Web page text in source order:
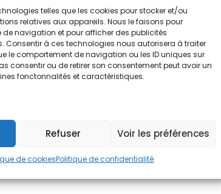
telles que les cookies pour stocker et/ou
relatives aux appareils. Nous le faisons pour
de navigation et pour afficher des publicités
Consentir à ces technologies nous autorisera à traiter
le comportement de navigation ou les ID uniques sur
consentir ou de retirer son consentement peut avoir un
fonctonnalités et caractéristiques.
Refuser Voir les préférences
de cookiesPolitique de confidentialité
!
isolation d’une maison ou à des fenêtres mal
bien avant d’arriver chez toi. En effet, le réseau